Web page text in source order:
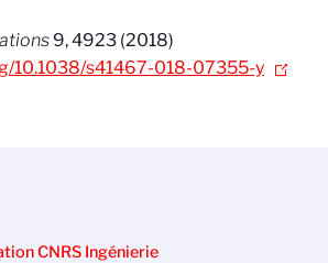
9, 4923 (2018)
10.1038/s41467-018-07355-y
CNRS Ingénierie